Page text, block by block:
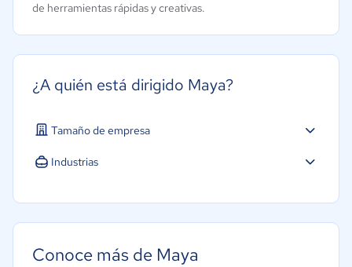
de herramientas rápidas y creativas.
¿A quién está dirigido Maya?
Tamaño de empresa
Industrias
Conoce más de Maya